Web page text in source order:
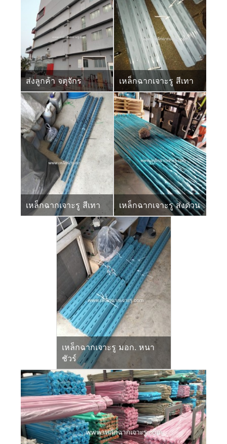
ส่งลูกค้า จตุจักร เหล็กฉากเจาะรู สีเทา
เหล็กฉากเจาะรู สีเทา เหล็กฉากเจาะรู ส่งด่วน
เหล็กฉากเจาะรู มอก. หนา
ชัวร์